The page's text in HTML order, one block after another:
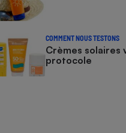
COMMENT NOUS TESTONS
Crèmes solaires
protocole